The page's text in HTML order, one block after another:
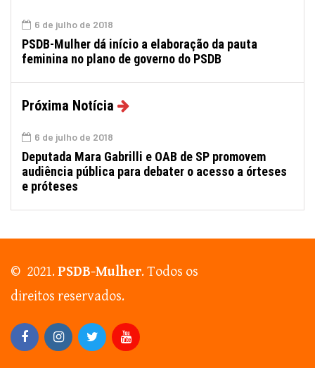
6 de julho de 2018
PSDB-Mulher dá início a elaboração da pauta
feminina no plano de governo do PSDB
Próxima Notícia
6 de julho de 2018
Deputada Mara Gabrilli e OAB de SP promovem
audiência pública para debater o acesso a órteses
e próteses
© 2021.PSDB-Mulher. Todos os
direitos reservados.